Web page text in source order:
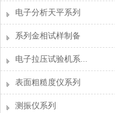
电子分析天平系列
系列金相试样制备
电子拉压试验机系...
表面粗糙度仪系列
测振仪系列